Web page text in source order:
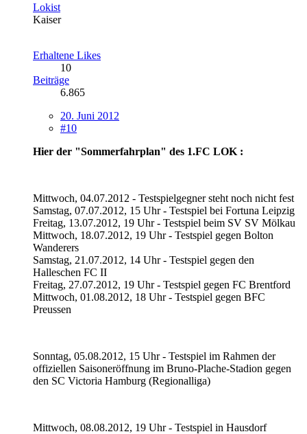
Lokist
Kaiser
Erhaltene Likes
10
Beiträge
6.865
20. Juni 2012
#10
Hier der "Sommerfahrplan" des 1.FC LOK :
Mittwoch, 04.07.2012 - Testspielgegner steht noch nicht fest
Samstag, 07.07.2012, 15 Uhr - Testspiel bei Fortuna Leipzig
Freitag, 13.07.2012, 19 Uhr - Testspiel beim SV SV Mölkau
Mittwoch, 18.07.2012, 19 Uhr - Testspiel gegen Bolton
Wanderers
Samstag, 21.07.2012, 14 Uhr - Testspiel gegen den
Halleschen FC II
Freitag, 27.07.2012, 19 Uhr - Testspiel gegen FC Brentford
Mittwoch, 01.08.2012, 18 Uhr - Testspiel gegen BFC
Preussen
Sonntag, 05.08.2012, 15 Uhr - Testspiel im Rahmen der
offiziellen Saisoneröffnung im Bruno-Plache-Stadion gegen
den SC Victoria Hamburg (Regionalliga)
Mittwoch, 08.08.2012, 19 Uhr - Testspiel in Hausdorf